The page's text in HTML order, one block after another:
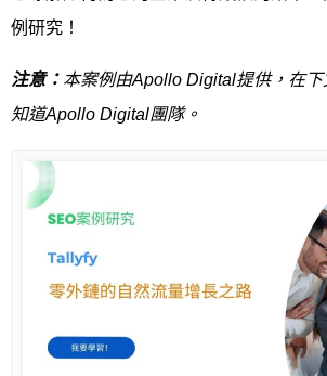
例研究！
注意： 本案例由Apollo Digital提供，在下
知道Apollo Digital團隊。